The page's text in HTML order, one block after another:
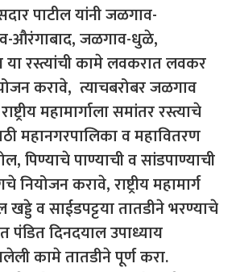
पाटील यांनी जळगाव-
औरंगाबाद, जळगाव-धुळे,
या रस्त्यांची कामे लवकरात लवकर
करावे, त्याचबरोबर जळगाव
महामार्गाला समांतर रस्त्याचे
महानगरपालिका व महावितरण
पिण्याचे पाण्याची व सांडपाण्याची
नियोजन करावे, राष्ट्रीय महामार्ग
खड्डे व साईडपट्टया तातडीने भरण्याचे
पंडित दिनदयाल उपाध्याय
कामे तातडीने पूर्ण करा.